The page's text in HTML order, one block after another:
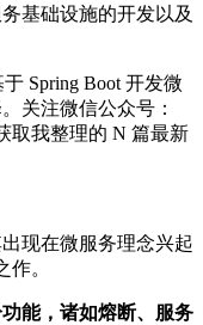
基础设施的开发以及
Spring Boot 开发微
关注微信公众号：
取我整理的 N 篇最新
现在微服务理念兴起
。
能，诸如熔断、服务